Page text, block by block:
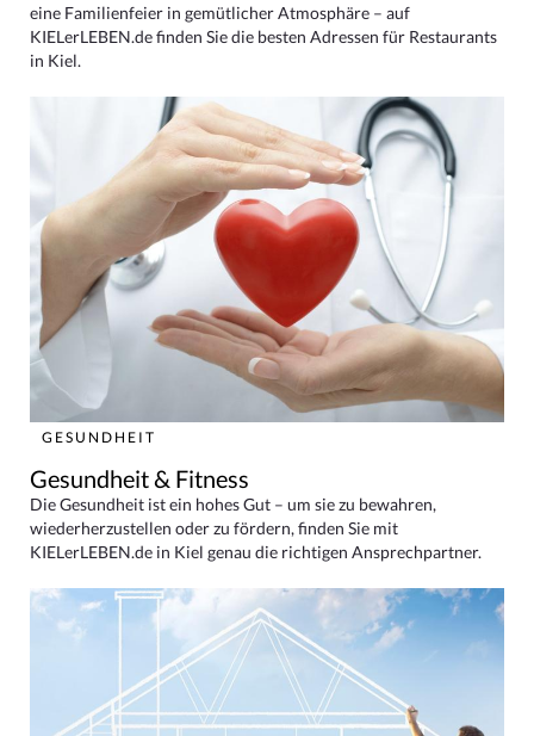
eine Familienfeier in gemütlicher Atmosphäre – auf
KIELerLEBEN.de finden Sie die besten Adressen für Restaurants
in Kiel.
GESUNDHEIT
Gesundheit & Fitness
Die Gesundheit ist ein hohes Gut – um sie zu bewahren,
wiederherzustellen oder zu fördern, finden Sie mit
KIELerLEBEN.de in Kiel genau die richtigen Ansprechpartner.